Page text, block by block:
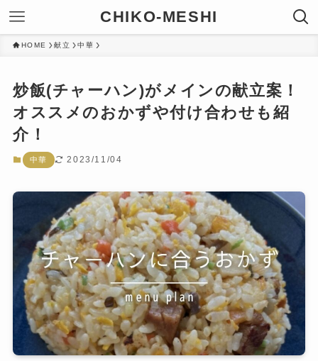
CHIKO-MESHI
HOME 献立 中華
炒飯(チャーハン)がメインの献立案！
オススメのおかずや付け合わせも紹
介！
中華 2023/11/04